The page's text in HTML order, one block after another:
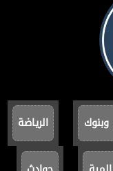
الرياضة